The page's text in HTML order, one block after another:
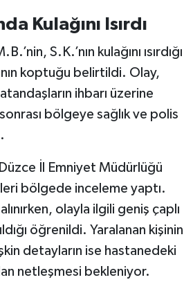
Kulağını Isırdı
S.K.’nın kulağını ısırdığı
koptuğu belirtildi. Olay,
ihbarı üzerine
bölgeye sağlık ve polis
İl Emniyet Müdürlüğü
bölgede inceleme yaptı.
olayla ilgili geniş çaplı
öğrenildi. Yaralanan kişinin
detayların ise hastanedeki
netleşmesi bekleniyor.